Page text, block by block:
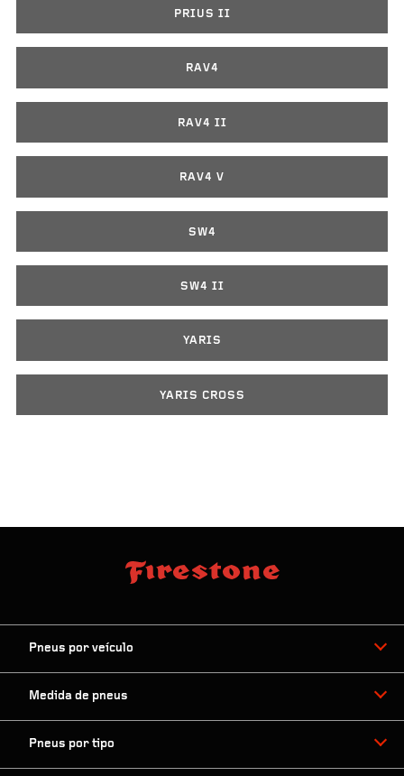
PRIUS II
RAV4
RAV4 II
RAV4 V
SW4
SW4 II
YARIS
YARIS CROSS
Pneus por veículo
Medida de pneus
Pneus por tipo